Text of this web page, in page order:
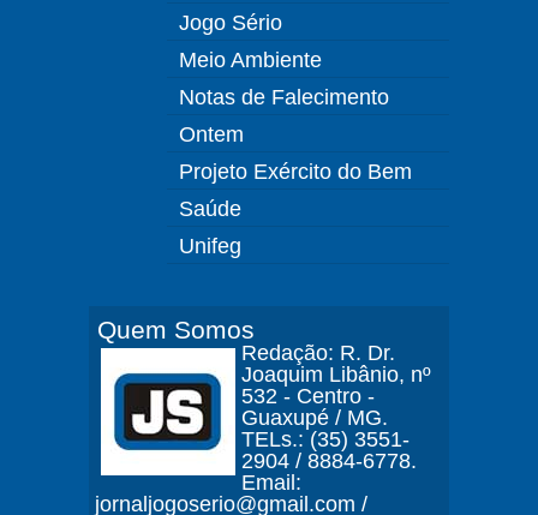
Jogo Sério
Meio Ambiente
Notas de Falecimento
Ontem
Projeto Exército do Bem
Saúde
Unifeg
Quem Somos
Redação: R. Dr.
Joaquim Libânio, nº
532 - Centro -
Guaxupé / MG.
TELs.: (35) 3551-
2904 / 8884-6778.
Email:
jornaljogoserio@gmail.com /